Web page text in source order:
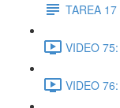
TAREA
VIDEO
VIDEO